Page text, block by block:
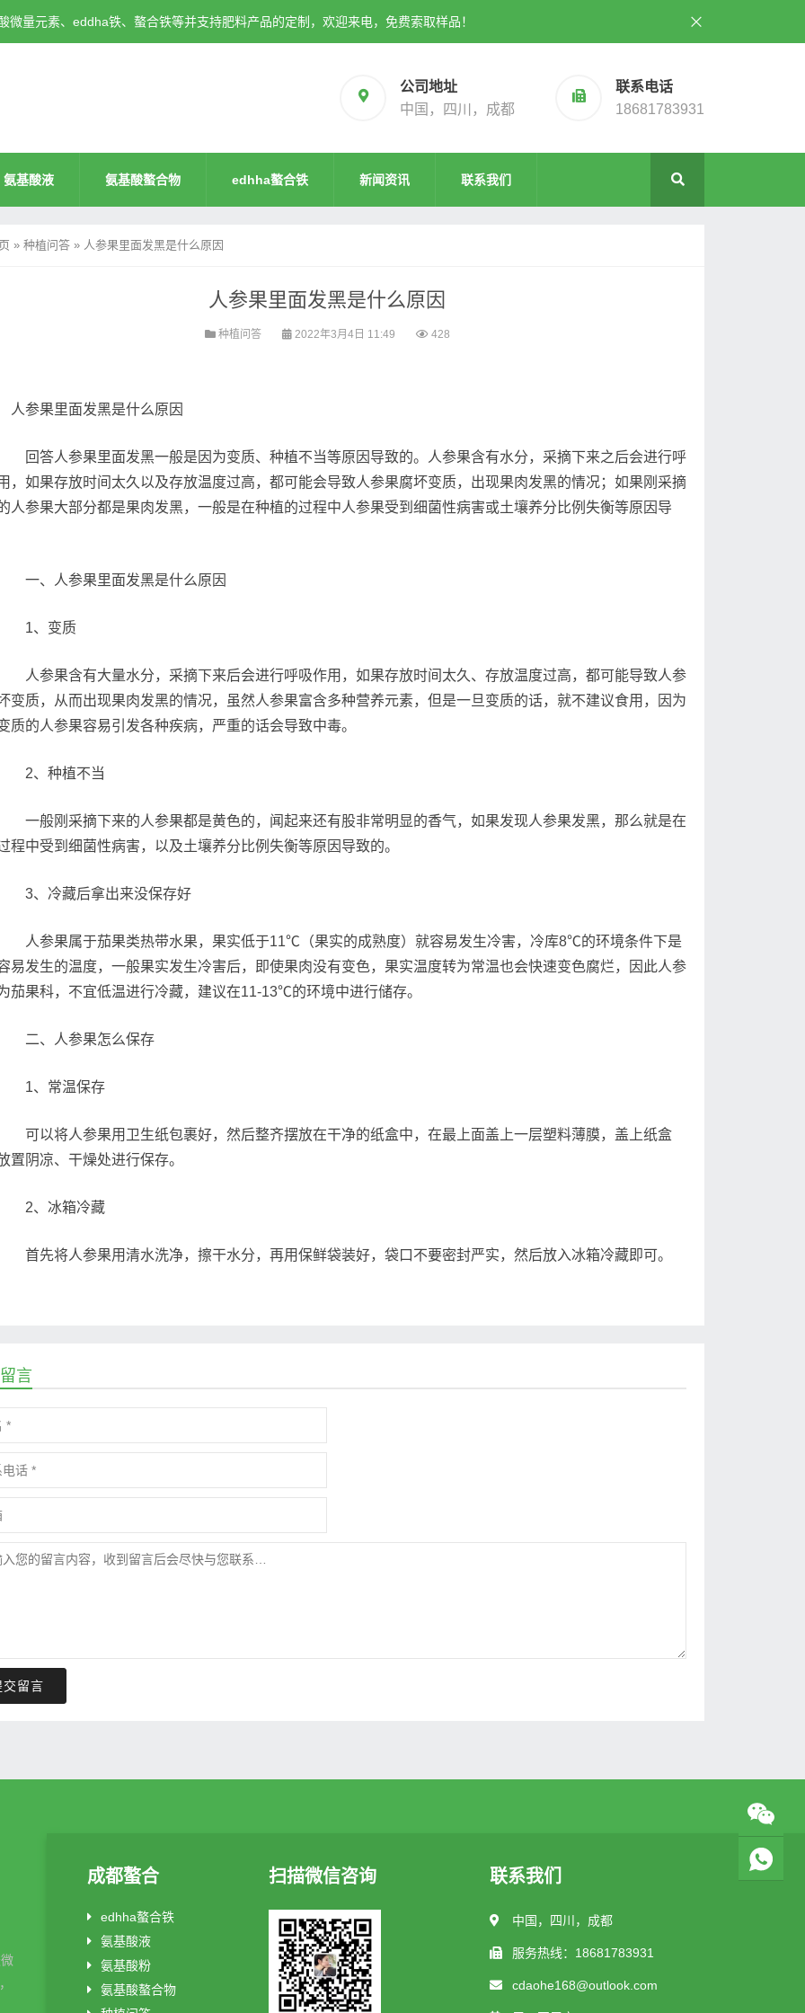
量元素、eddha铁、螯合铁等并支持肥料产品的定制，欢迎来电，免费索取样品！
公司地址
中国，四川，成都
联系电话
18681783931
氨基酸液 氨基酸螯合物 edhha螯合铁 新闻资讯 联系我们
» 种植问答 » 人参果里面发黑是什么原因
人参果里面发黑是什么原因
种植问答 2022年3月4日 11:49 428
答人参果里面发黑一般是因为变质、种植不当等原因导致的。人参果含有水分，采摘下来之后会进行呼
，如果存放时间太久以及存放温度过高，都可能会导致人参果腐坏变质，出现果肉发黑的情况；如果刚采摘
人参果大部分都是果肉发黑，一般是在种植的过程中人参果受到细菌性病害或土壤养分比例失衡等原因导
、人参果里面发黑是什么原因
、变质
参果含有大量水分，采摘下来后会进行呼吸作用，如果存放时间太久、存放温度过高，都可能导致人参
变质，从而出现果肉发黑的情况，虽然人参果富含多种营养元素，但是一旦变质的话，就不建议食用，因为
质的人参果容易引发各种疾病，严重的话会导致中毒。
、种植不当
般刚采摘下来的人参果都是黄色的，闻起来还有股非常明显的香气，如果发现人参果发黑，那么就是在
程中受到细菌性病害，以及土壤养分比例失衡等原因导致的。
、冷藏后拿出来没保存好
参果属于茄果类热带水果，果实低于11℃（果实的成熟度）就容易发生冷害，冷库8℃的环境条件下是
易发生的温度，一般果实发生冷害后，即使果肉没有变色，果实温度转为常温也会快速变色腐烂，因此人参
茄果科，不宜低温进行冷藏，建议在11-13℃的环境中进行储存。
、人参果怎么保存
、常温保存
以将人参果用卫生纸包裹好，然后整齐摆放在干净的纸盒中，在最上面盖上一层塑料薄膜，盖上纸盒
置阴凉、干燥处进行保存。
、冰箱冷藏
先将人参果用清水洗净，擦干水分，再用保鲜袋装好，袋口不要密封严实，然后放入冰箱冷藏即可。
言
交留言
成都螯合
edhha螯合铁
氨基酸液
氨基酸粉
氨基酸螯合物
扫描微信咨询 联系我们
中国，四川，成都
服务热线：18681783931
cdaohe168@outlook.com